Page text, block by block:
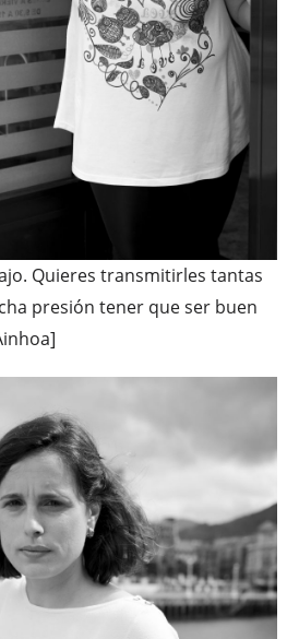
Quieres transmitirles tantas
presión tener que ser buen